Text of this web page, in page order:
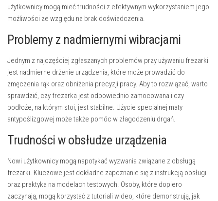
użytkownicy mogą mieć trudności z efektywnym wykorzystaniem jego
możliwości ze względu na brak doświadczenia.
Problemy z nadmiernymi wibracjami
Jednym z najczęściej zgłaszanych problemów przy używaniu frezarki
jest nadmierne drżenie urządzenia, które może prowadzić do
zmęczenia rąk oraz obniżenia precyzji pracy. Aby to rozwiązać, warto
sprawdzić, czy frezarka jest odpowiednio zamocowana i czy
podłoże, na którym stoi, jest stabilne. Użycie specjalnej maty
antypoślizgowej może także pomóc w złagodzeniu drgań.
Trudności w obsłudze urządzenia
Nowi użytkownicy mogą napotykać wyzwania związane z obsługą
frezarki. Kluczowe jest dokładne zapoznanie się z instrukcją obsługi
oraz praktyka na modelach testowych. Osoby, które dopiero
zaczynają, mogą korzystać z tutoriali wideo, które demonstrują, jak